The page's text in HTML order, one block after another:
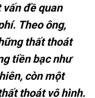
vấn đề quan
Theo ông,
thất thoát
tiền bạc như
còn một
thoát vô hình.